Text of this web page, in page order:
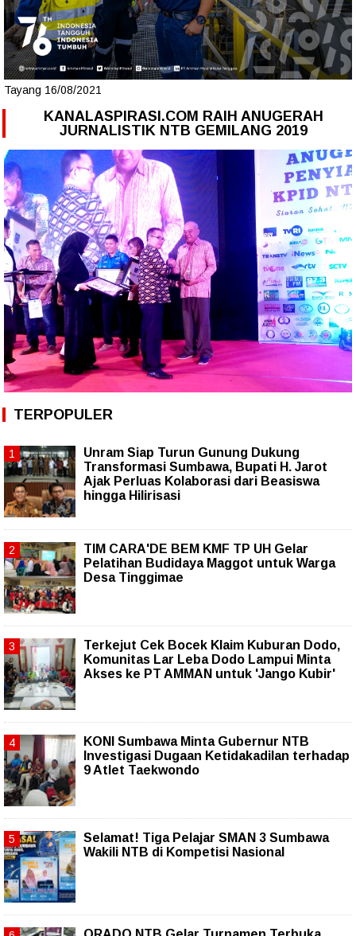
Tayang 16/08/2021
KANALASPIRASI.COM RAIH ANUGERAH
JURNALISTIK NTB GEMILANG 2019
TERPOPULER
Unram Siap Turun Gunung Dukung
Transformasi Sumbawa, Bupati H. Jarot
Ajak Perluas Kolaborasi dari Beasiswa
hingga Hilirisasi
TIM CARA'DE BEM KMF TP UH Gelar
Pelatihan Budidaya Maggot untuk Warga
Desa Tinggimae
Terkejut Cek Bocek Klaim Kuburan Dodo,
Komunitas Lar Leba Dodo Lampui Minta
Akses ke PT AMMAN untuk 'Jango Kubir'
KONI Sumbawa Minta Gubernur NTB
Investigasi Dugaan Ketidakadilan terhadap
9 Atlet Taekwondo
Selamat! Tiga Pelajar SMAN 3 Sumbawa
Wakili NTB di Kompetisi Nasional